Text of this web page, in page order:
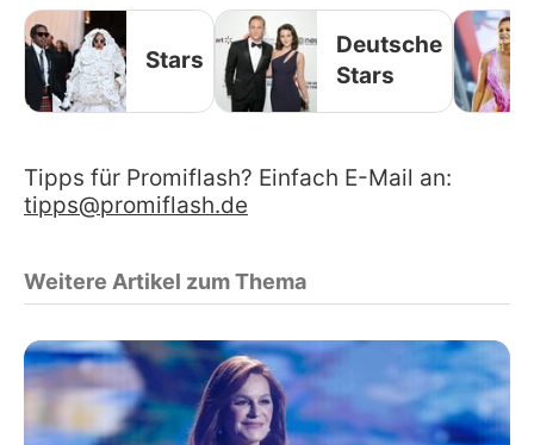
Stars
Deutsche
Stars
Tipps für Promiflash? Einfach E-Mail an:
tipps@promiflash.de
Weitere Artikel zum Thema